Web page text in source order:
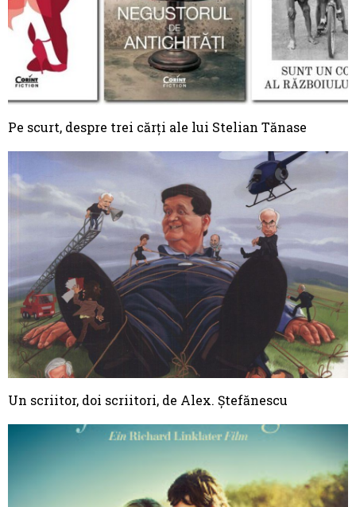
Pe scurt, despre trei cărți ale lui Stelian Tănase
Un scriitor, doi scriitori, de Alex. Ștefănescu